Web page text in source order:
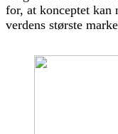
for, at konceptet kan
verdens største